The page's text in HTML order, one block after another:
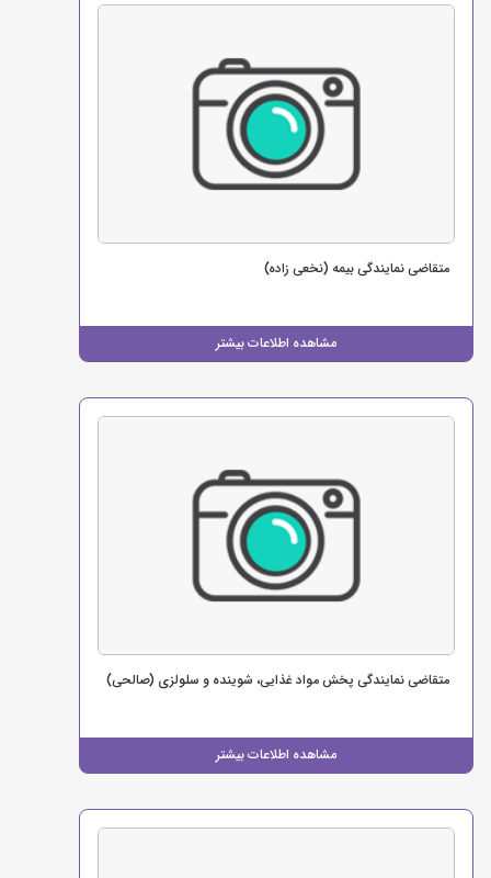
مشاهده اطلاعات بیشتر
متقاضی نمایندگی بیمه (نخعی زاده)
مشاهده اطلاعات بیشتر
متقاضی نمایندگی پخش مواد غذایی، شوینده و سلولزی (صالحی)